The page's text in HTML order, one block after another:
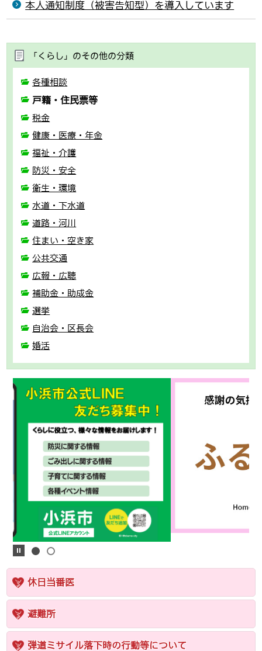
本人通知制度（被害告知型）を導入しています
「くらし」のその他の分類
各種相談
戸籍・住民票等
税金
健康・医療・年金
福祉・介護
防災・安全
衛生・環境
水道・下水道
道路・河川
住まい・空き家
公共交通
広報・広聴
補助金・助成金
選挙
自治会・区長会
婚活
休日当番医
避難所
弾道ミサイル落下時の行動等について